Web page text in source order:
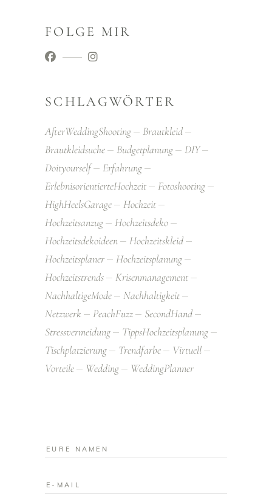
FOLGE MIR
SCHLAGWÖRTER
AfterWeddingShooting
Brautkleid
Brautkleidsuche
Budgetplanung
DIY
Doityourself
Erfahrung
ErlebnisorientierteHochzeit
Fotoshooting
HighHeelsGarage
Hochzeit
Hochzeitsanzug
Hochzeitsdeko
Hochzeitsdekoideen
Hochzeitskleid
Hochzeitsplaner
Hochzeitsplanung
Hochzeitstrends
Krisenmanagement
NachhaltigeMode
Nachhaltigkeit
Netzwerk
PeachFuzz
SecondHand
Stressvermeidung
TippsHochzeitsplanung
Tischplatzierung
Trendfarbe
Virtuell
Vorteile
Wedding WeddingPlanner